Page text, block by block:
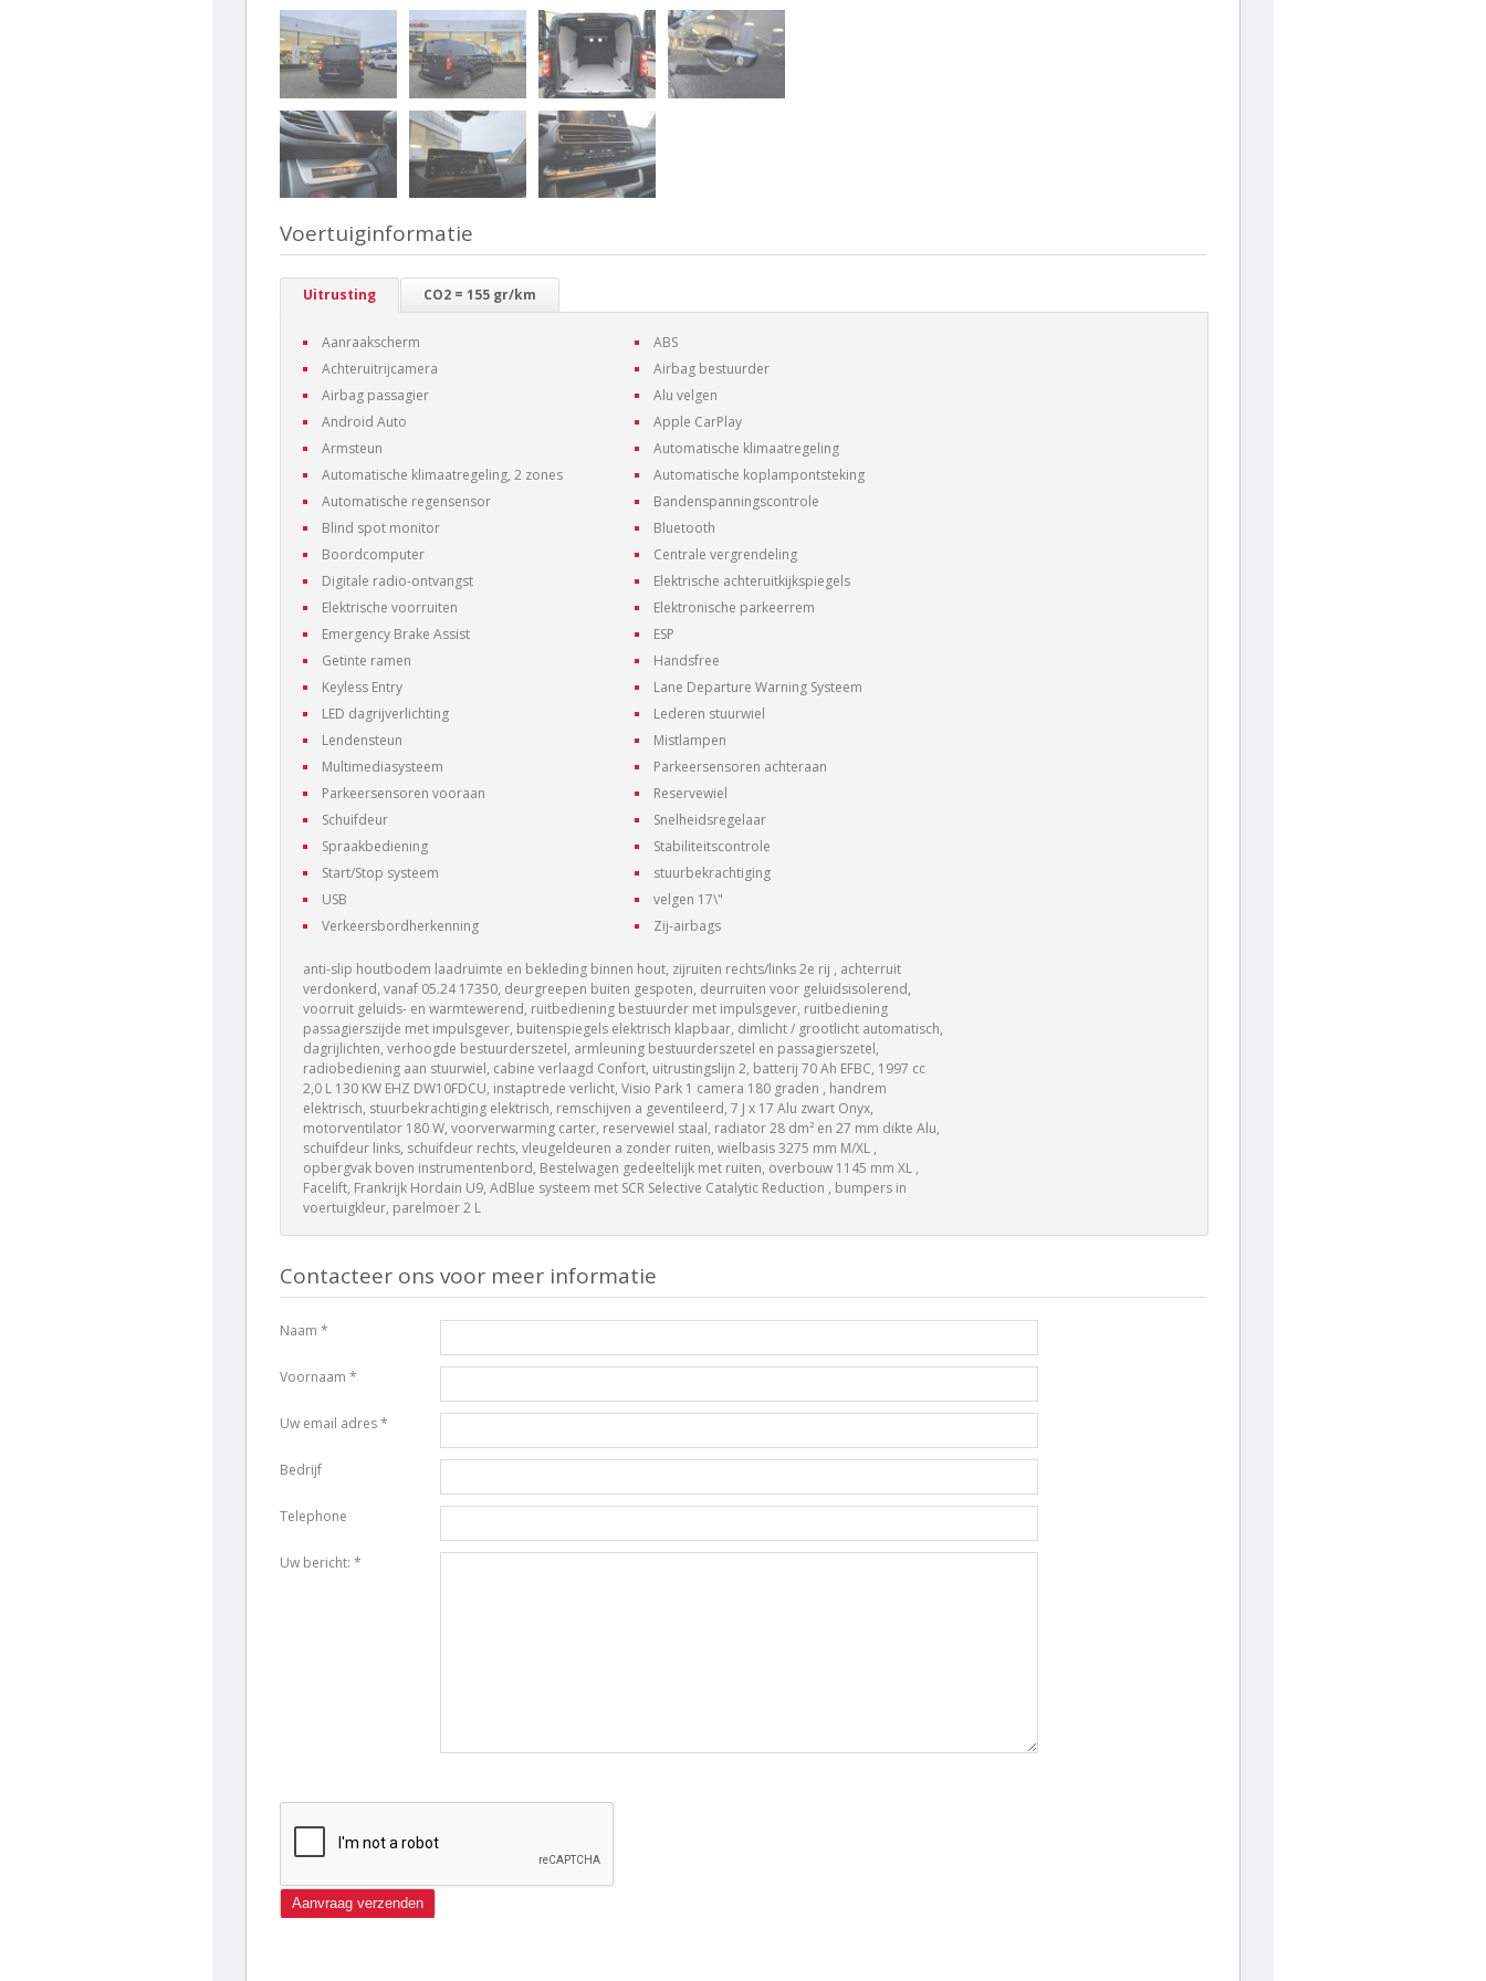
Voertuiginformatie
Uitrusting CO2 = 155 gr/km
Aanraakscherm
Achteruitrijcamera
Airbag passagier
Android Auto
Armsteun
Automatische klimaatregeling, 2 zones
Automatische regensensor
Blind spot monitor
Boordcomputer
Digitale radio-ontvangst
Elektrische voorruiten
Emergency Brake Assist
Getinte ramen
Keyless Entry
LED dagrijverlichting
Lendensteun
Multimediasysteem
Parkeersensoren vooraan
Schuifdeur
Spraakbediening
Start/Stop systeem
USB
Verkeersbordherkenning
ABS
Airbag bestuurder
Alu velgen
Apple CarPlay
Automatische klimaatregeling
Automatische koplampontsteking
Bandenspanningscontrole
Bluetooth
Centrale vergrendeling
Elektrische achteruitkijkspiegels
Elektronische parkeerrem
ESP
Handsfree
Lane Departure Warning Systeem
Lederen stuurwiel
Mistlampen
Parkeersensoren achteraan
Reservewiel
Snelheidsregelaar
Stabiliteitscontrole
stuurbekrachtiging
velgen 17\"
Zij-airbags
anti-slip houtbodem laadruimte en bekleding binnen hout, zijruiten rechts/links 2e rij , achterruit
verdonkerd, vanaf 05.24 17350, deurgreepen buiten gespoten, deurruiten voor geluidsisolerend,
voorruit geluids- en warmtewerend, ruitbediening bestuurder met impulsgever, ruitbediening
passagierszijde met impulsgever, buitenspiegels elektrisch klapbaar, dimlicht / grootlicht automatisch,
dagrijlichten, verhoogde bestuurderszetel, armleuning bestuurderszetel en passagierszetel,
radiobediening aan stuurwiel, cabine verlaagd Confort, uitrustingslijn 2, batterij 70 Ah EFBC, 1997 cc
2,0 L 130 KW EHZ DW10FDCU, instaptrede verlicht, Visio Park 1 camera 180 graden , handrem
elektrisch, stuurbekrachtiging elektrisch, remschijven a geventileerd, 7 J x 17 Alu zwart Onyx,
motorventilator 180 W, voorverwarming carter, reservewiel staal, radiator 28 dm² en 27 mm dikte Alu,
schuifdeur links, schuifdeur rechts, vleugeldeuren a zonder ruiten, wielbasis 3275 mm M/XL ,
opbergvak boven instrumentenbord, Bestelwagen gedeeltelijk met ruiten, overbouw 1145 mm XL ,
Facelift, Frankrijk Hordain U9, AdBlue systeem met SCR Selective Catalytic Reduction , bumpers in
voertuigkleur, parelmoer 2 L
Contacteer ons voor meer informatie
Naam *
Voornaam *
Uw email adres *
Bedrijf
Telephone
Uw bericht: *